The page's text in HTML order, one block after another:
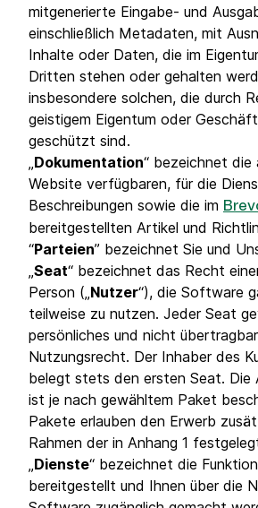
mitgenerierte Eingabe- und
einschließlich Metadaten, mit
Inhalte oder Daten, die im
Dritten stehen oder gehalten
insbesondere solchen, die durch
geistigem Eigentum oder
geschützt sind.
„Dokumentation“ bezeichnet die
Website verfügbaren, für die
Beschreibungen sowie die im
bereitgestellten Artikel und
“Parteien” bezeichnet Sie und
„Seat“ bezeichnet das Recht
Person („Nutzer“), die Software
teilweise zu nutzen. Jeder Seat
persönliches und nicht
Nutzungsrecht. Der Inhaber des
belegt stets den ersten Seat. Die
ist je nach gewähltem Paket
Pakete erlauben den Erwerb
Rahmen der in Anhang 1
„Dienste“ bezeichnet die
bereitgestellt und Ihnen über die